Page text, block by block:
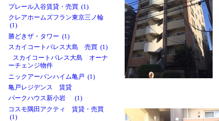
プレール入谷賃貸・売買 (1)
クレアホームズフラン東京三ノ輪
(1)
勝どきザ・タワー (1)
スカイコートパレス大島 売買 (1)
スカイコートパレス大島 オーナ
ーチェンジ物件
ニックアーバンハイム亀戸 (1)
亀戸レジデンス 賃貸
パークハウス新小岩 (1)
コスモ隅田アクティ 賃貸・売買
(1)